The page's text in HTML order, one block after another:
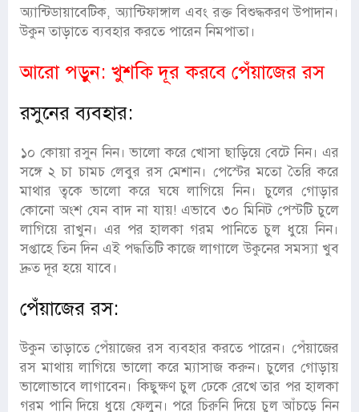
অ্যান্টিডায়াবেটিক, অ্যান্টিফাঙ্গাল এবং রক্ত বিশুদ্ধকরণ উপাদান।
উকুন তাড়াতে ব্যবহার করতে পারেন নিমপাতা।
আরো পড়ুন: খুশকি দূর করবে পেঁয়াজের রস
রসুনের ব্যবহার:
১০ কোয়া রসুন নিন। ভালো করে খোসা ছাড়িয়ে বেটে নিন। এর
সঙ্গে ২ চা চামচ লেবুর রস মেশান। পেস্টের মতো তৈরি করে
মাথার ত্বকে ভালো করে ঘষে লাগিয়ে নিন। চুলের গোড়ার
কোনো অংশ যেন বাদ না যায়! এভাবে ৩০ মিনিট পেস্টটি চুলে
লাগিয়ে রাখুন। এর পর হালকা গরম পানিতে চুল ধুয়ে নিন।
সপ্তাহে তিন দিন এই পদ্ধতিটি কাজে লাগালে উকুনের সমস্যা খুব
দ্রুত দূর হয়ে যাবে।
পেঁয়াজের রস:
উকুন তাড়াতে পেঁয়াজের রস ব্যবহার করতে পারেন। পেঁয়াজের
রস মাথায় লাগিয়ে ভালো করে ম্যাসাজ করুন। চুলের গোড়ায়
ভালোভাবে লাগাবেন। কিছুক্ষণ চুল ঢেকে রেখে তার পর হালকা
গরম পানি দিয়ে ধুয়ে ফেলুন। পরে চিরুনি দিয়ে চুল আঁচড়ে নিন